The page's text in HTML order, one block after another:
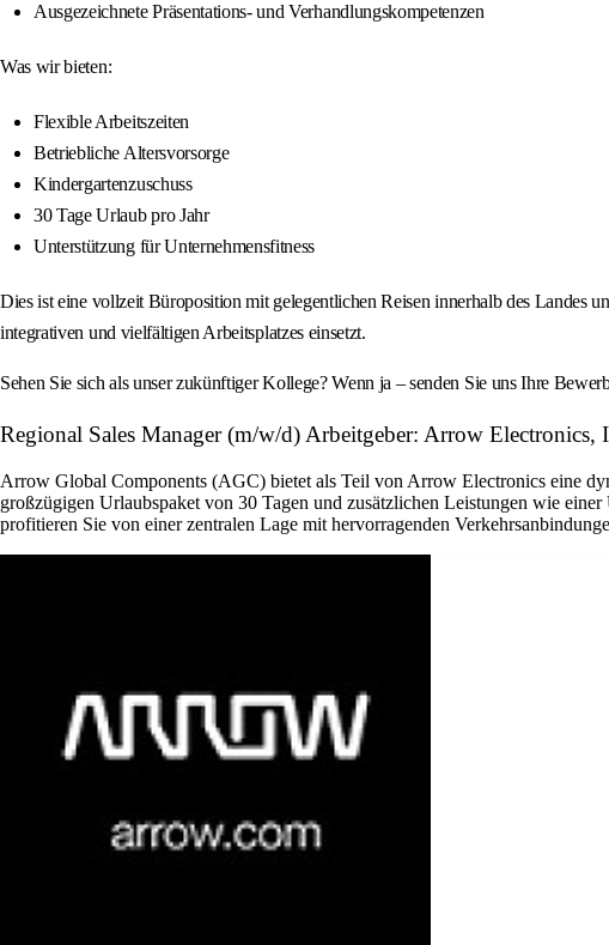
Ausgezeichnete Präsentations- und Verhandlungskompetenzen
Was wir bieten:
Flexible Arbeitszeiten
Betriebliche Altersvorsorge
Kindergartenzuschuss
30 Tage Urlaub pro Jahr
Unterstützung für Unternehmensfitness
Dies ist eine vollzeit Büroposition mit gelegentlichen Reisen innerhalb des Landes
integrativen und vielfältigen Arbeitsplatzes einsetzt.
Sehen Sie sich als unser zukünftiger Kollege? Wenn ja – senden Sie uns Ihre
Regional Sales Manager (m/w/d) Arbeitgeber: Arrow Electronics,
Arrow Global Components (AGC) bietet als Teil von Arrow Electronics eine
großzügigen Urlaubspaket von 30 Tagen und zusätzlichen Leistungen wie
profitieren Sie von einer zentralen Lage mit hervorragenden